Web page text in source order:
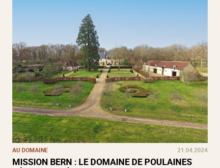
AU DOMAINE 21.04.2024
MISSION BERN : LE DOMAINE DE POULAINES